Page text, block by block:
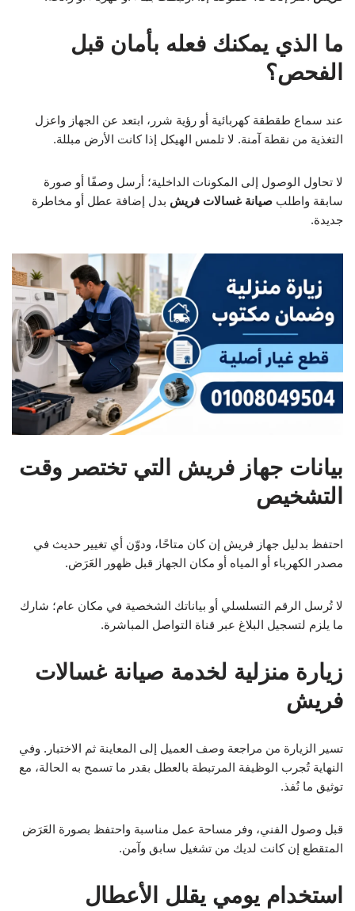
ما الذي يمكنك فعله بأمان قبل
الفحص؟
عند سماع طقطقة كهربائية أو رؤية شرر، ابتعد عن الجهاز واعزل
التغذية من نقطة آمنة. لا تلمس الهيكل إذا كانت الأرض مبللة.
لا تحاول الوصول إلى المكونات الداخلية؛ أرسل وصفًا أو صورة
سابقة واطلب صيانة غسالات فريش بدل إضافة عطل أو مخاطرة
جديدة.
بيانات جهاز فريش التي تختصر وقت
التشخيص
احتفظ بدليل جهاز فريش إن كان متاحًا، ودوّن أي تغيير حديث في
مصدر الكهرباء أو المياه أو مكان الجهاز قبل ظهور العَرَض.
لا تُرسل الرقم التسلسلي أو بياناتك الشخصية في مكان عام؛ شارك
ما يلزم لتسجيل البلاغ عبر قناة التواصل المباشرة.
زيارة منزلية لخدمة صيانة غسالات
فريش
تسير الزيارة من مراجعة وصف العميل إلى المعاينة ثم الاختبار. وفي
النهاية تُجرب الوظيفة المرتبطة بالعطل بقدر ما تسمح به الحالة، مع
توثيق ما نُفذ.
قبل وصول الفني، وفر مساحة عمل مناسبة واحتفظ بصورة العَرَض
المتقطع إن كانت لديك من تشغيل سابق وآمن.
استخدام يومي يقلل الأعطال